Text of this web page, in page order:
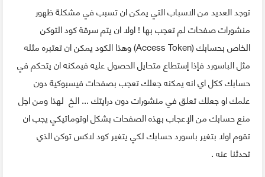
توجد العديد من الاسباب التي يمكن ان تسبب في مشكلة ظهور
منشورات صفحات لم تعجب بها ! اولا ان يتم سرقة كود التوكن
الخاص بحسابك (Access Token) وهذا الكود يمكن ان تعتبره مثله
مثل الباسورد فإذا إستطاع متحايل الحصول عليه فيمكنه ان يتحكم في
حسابك ككل اي انه يمكنه جعلك تعجب بصفحات فيسبوكية دون
علمك او جعلك تعلق في منشورات دون درايتك ... الخ لهذا ومن اجل
منع حسابك من الإعجاب بهذه الصفحات بشكل اوتوماتيكي يجب ان
تقوم اولا بتغير باسورد حسابك لكي يتغير كود لاكس توكن الذي
تحدثنا عنه .